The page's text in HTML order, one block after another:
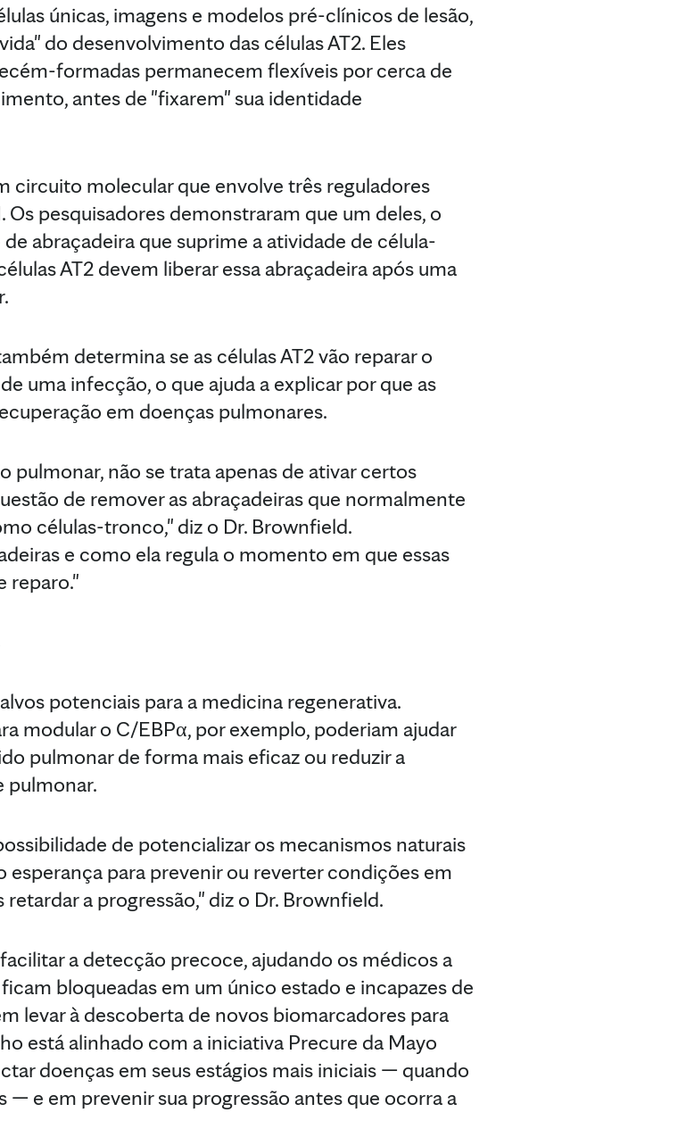
únicas, imagens e modelos pré-clínicos de lesão,
do desenvolvimento das células AT2. Eles
formadas permanecem flexíveis por cerca de
antes de "fixarem" sua identidade
circuito molecular que envolve três reguladores
Os pesquisadores demonstraram que um deles, o
abraçadeira que suprime a atividade de célula-
AT2 devem liberar essa abraçadeira após uma
determina se as células AT2 vão reparar o
uma infecção, o que ajuda a explicar por que as
em doenças pulmonares.
pulmonar, não se trata apenas de ativar certos
de remover as abraçadeiras que normalmente
células-tronco," diz o Dr. Brownfield.
e como ela regula o momento em que essas
reparo."
potenciais para a medicina regenerativa.
modular o C/EBPα, por exemplo, poderiam ajudar
pulmonar de forma mais eficaz ou reduzir a
pulmonar.
de potencializar os mecanismos naturais
para prevenir ou reverter condições em
a progressão," diz o Dr. Brownfield.
a detecção precoce, ajudando os médicos a
bloqueadas em um único estado e incapazes de
levar à descoberta de novos biomarcadores para
está alinhado com a iniciativa Precure da Mayo
doenças em seus estágios mais iniciais — quando
— e em prevenir sua progressão antes que ocorra a